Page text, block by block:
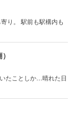
り。 駅前も駅構内も
たことしか…晴れた日